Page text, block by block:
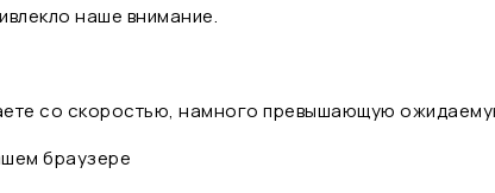
наше внимание.
со скоростью, намного превышающую
браузере